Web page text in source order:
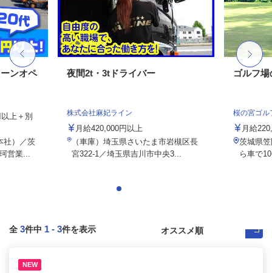
ンオペ
上＋別
社）／茨
営業...
夜間2t・3tドライバー
株式会社麻妃ライン
月給420,000円以上
（車庫）埼玉県さいたま市岩槻区長
宮322-1／埼玉県吉川市中央3...
ゴルフ
桜の宮ゴル
月給
茨城県
ら車で
全 3件中 1 - 3件を表示
NEW